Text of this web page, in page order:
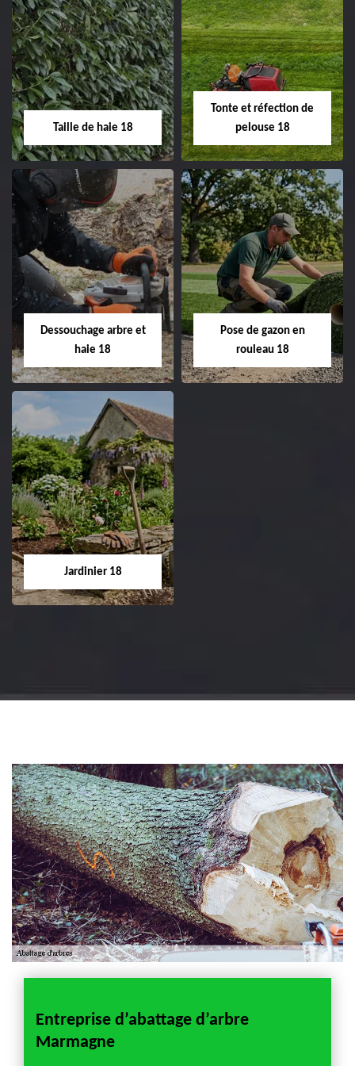
Elagage d'arbre 18
Entreprise élagage
d'arbre 18 Cher tel:
02.52.56.49.40
Abattage d'arbres
18
Entreprise abattage
Taille de haie 18
Taille de haie 18
Entreprise taille de haie
18 Cher tel:
02.52.56.49.40
Tonte et réfection de
pelouse 18
Tonte et réfection
de pelouse 18
Entreprise tonte et
Cher tel: 02.52.56.49.40
Dessouchage arbre et
haie 18
Dessouchage arbre
et haie 18
Entreprise dessouchage
arbre et haie 18 Cher
Pose de gazon en
rouleau 18
Jardinier 18
Entreprise d’abattage d’arbre
Marmagne